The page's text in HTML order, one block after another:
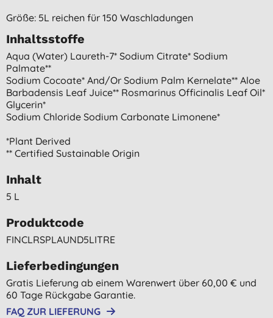
Größe: 5L reichen für 150 Waschladungen
Inhaltsstoffe
Aqua (water) Laureth-7* Sodium Citrate* Sodium
Palmate**
Sodium Cocoate* And/or Sodium Palm Kernelate** Aloe
Barbadensis Leaf Juice** Rosmarinus Officinalis Leaf Oil*
Glycerin*
Sodium Chloride Sodium Carbonate Limonene*
*plant Derived
** Certified Sustainable Origin
Inhalt
5 L
Produktcode
FINCLRSPLAUND5LITRE
Lieferbedingungen
Gratis Lieferung ab einem Warenwert über 60,00 € und
60 Tage Rückgabe Garantie.
FAQ ZUR LIEFERUNG